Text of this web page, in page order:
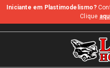
b
Iniciante em Plastimodelismo?
Clique